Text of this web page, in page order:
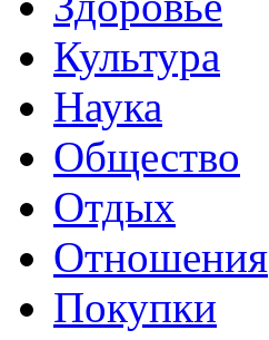
Культура
Наука
Общество
Отдых
Отношения
Покупки